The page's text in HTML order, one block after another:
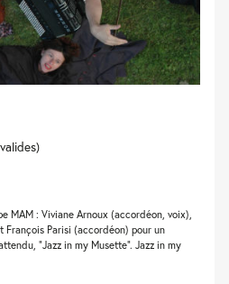
MAM : Viviane Arnoux (accordéon, voix),
Parisi (accordéon) pour un
“Jazz in my Musette”. Jazz in my